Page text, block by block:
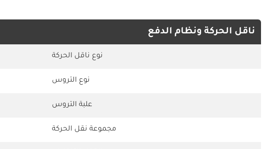
ناقل الحركة ونظام الدفع
نوع ناقل الحركة
نوع التروس
علبة التروس
مجموعة نقل الحركة